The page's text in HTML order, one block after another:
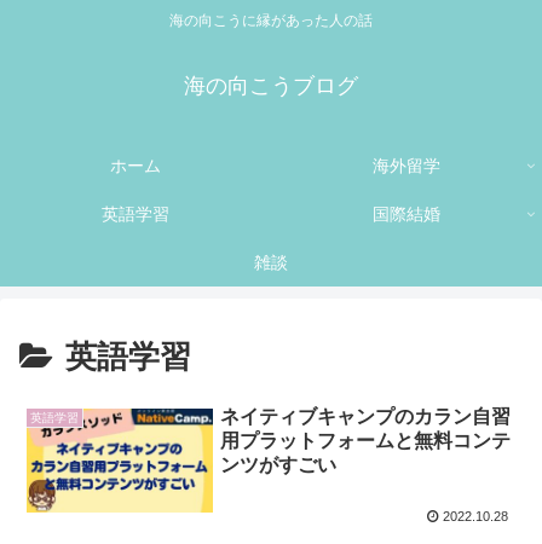
海の向こうに縁があった人の話
海の向こうブログ
ホーム 海外留学
英語学習 国際結婚
雑談
英語学習
英語学習
ネイティブキャンプのカラン自習
用プラットフォームと無料コンテ
ンツがすごい
2022.10.28